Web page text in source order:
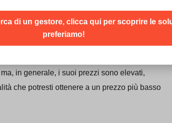
in generale, i suoi prezzi sono elevati,
che potresti ottenere a un prezzo più basso
di un gestore, clicca qui per scoprire le
preferiamo!